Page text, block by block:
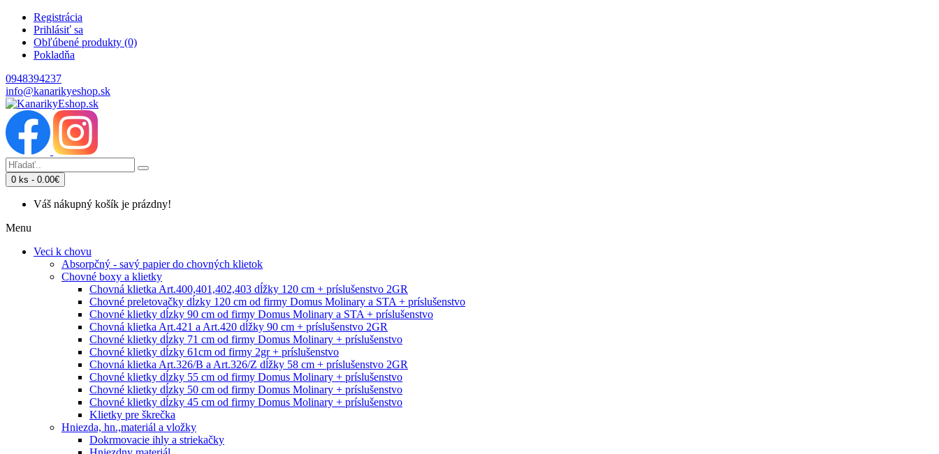
Registrácia
Prihlásiť sa
Obľúbené produkty (0)
Pokladňa
0948394237
info@kanarikyeshop.sk
0 ks - 0.00€
Váš nákupný košík je prázdny!
Menu
Veci k chovu
Absorpčný - savý papier do chovných klietok
Chovné boxy a klietky
Chovná klietka Art.400,401,402,403 dĺžky 120 cm + príslušenstvo 2GR
Chovné preletovačky dĺzky 120 cm od firmy Domus Molinary a STA + príslušenstvo
Chovné klietky dĺzky 90 cm od firmy Domus Molinary a STA + príslušenstvo
Chovná klietka Art.421 a Art.420 dĺžky 90 cm + príslušenstvo 2GR
Chovné klietky dĺzky 71 cm od firmy Domus Molinary + príslušenstvo
Chovné klietky dĺzky 61cm od firmy 2gr + príslušenstvo
Chovná klietka Art.326/B a Art.326/Z dĺžky 58 cm + príslušenstvo 2GR
Chovné klietky dĺzky 55 cm od firmy Domus Molinary + príslušenstvo
Chovné klietky dĺzky 50 cm od firmy Domus Molinary + príslušenstvo
Chovné klietky dĺzky 45 cm od firmy Domus Molinary + príslušenstvo
Klietky pre škrečka
Hniezda, hn.,materiál a vložky
Dokrmovacie ihly a striekačky